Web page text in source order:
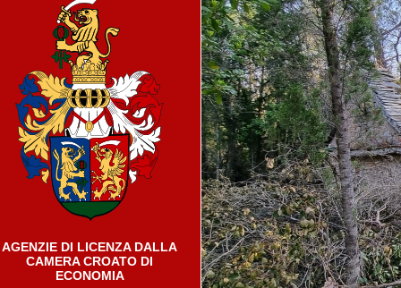
AGENZIE DI LICENZA DALLA
CAMERA CROATO DI
ECONOMIA